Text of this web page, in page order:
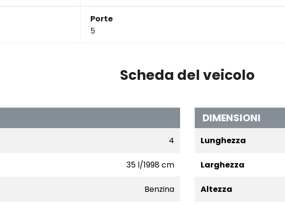
Porte
5
Scheda del veicolo
4
35 l/1998 cm
Benzina
DIMENSIONI
Lunghezza
Larghezza
Altezza